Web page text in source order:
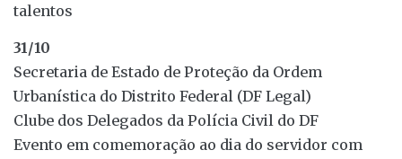
talentos
31/10
Secretaria de Estado de Proteção da Ordem
Urbanística do Distrito Federal (DF Legal)
Clube dos Delegados da Polícia Civil do DF
Evento em comemoração ao dia do servidor com